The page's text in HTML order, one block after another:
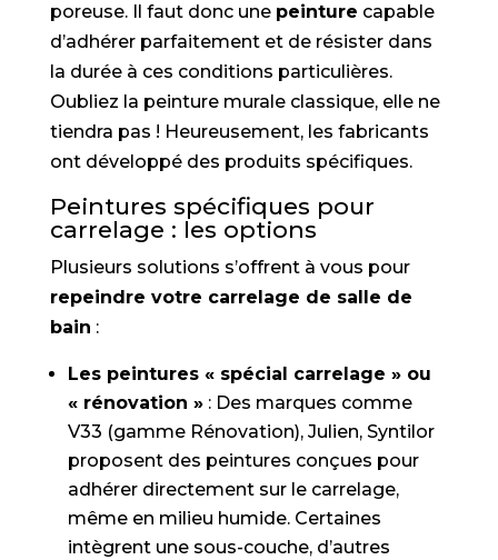
poreuse. Il faut donc une peinture capable
d’adhérer parfaitement et de résister dans
la durée à ces conditions particulières.
Oubliez la peinture murale classique, elle ne
tiendra pas ! Heureusement, les fabricants
ont développé des produits spécifiques.
Peintures spécifiques pour
carrelage : les options
Plusieurs solutions s’offrent à vous pour
repeindre votre carrelage de salle de
bain :
Les peintures « spécial carrelage » ou
« rénovation »: Des marques comme
V33 (gamme Rénovation), Julien, Syntilor
proposent des peintures conçues pour
adhérer directement sur le carrelage,
même en milieu humide. Certaines
intègrent une sous-couche, d’autres